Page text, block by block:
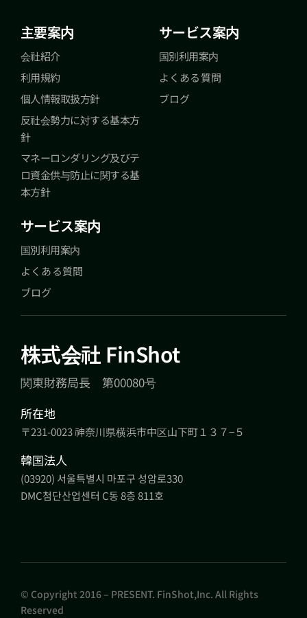
主要案内
会社紹介
利用規約
個人情報取扱方針
反社会勢力に対する基本方
針
マネーロンダリング及びテ
ロ資金供与防止に関する基
本方針
サービス案内
国別利用案内
よくある質問
ブログ
サービス案内
国別利用案内
よくある質問
ブログ
株式会社 FinShot
関東財務局長 第00080号
所在地
〒231-0023 神奈川県横浜市中区山下町１３７−５
韓国法人
(03920) 서울특별시 마포구 성암로330
DMC첨단산업센터 C동 8층 811호
© Copyright 2016 – PRESENT. FinShot,Inc. All Rights
Reserved